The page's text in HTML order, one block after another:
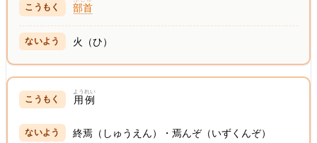
部首
火（ひ）
用例
ようれい
終焉（しゅうえん）・焉んぞ（いずくんぞ）